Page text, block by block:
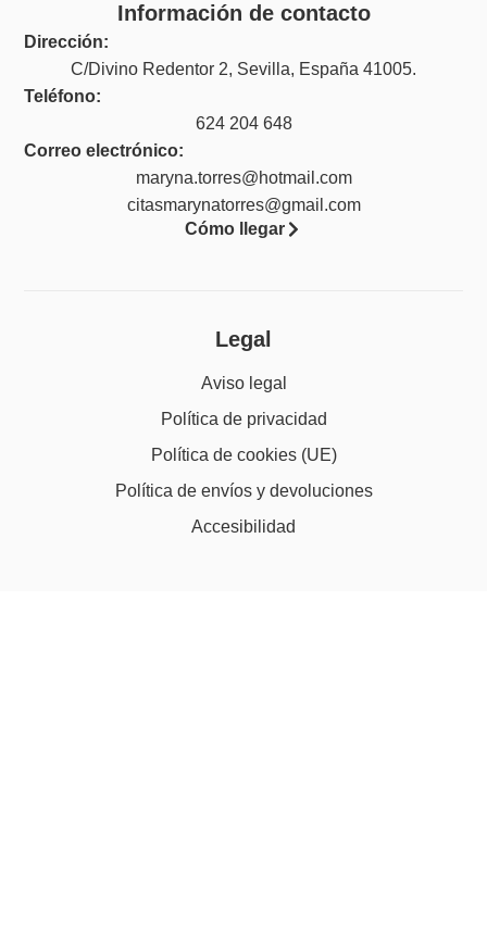
Información de contacto
Dirección:
C/Divino Redentor 2, Sevilla, España 41005.
Teléfono:
624 204 648
Correo electrónico:
maryna.torres@hotmail.com
citasmarynatorres@gmail.com
Cómo llegar
Legal
Aviso legal
Política de privacidad
Política de cookies (UE)
Política de envíos y devoluciones
Accesibilidad